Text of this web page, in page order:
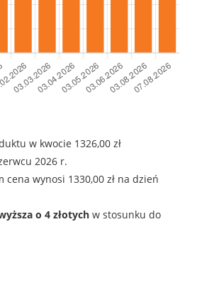
w kwocie 1326,00 zł
2026 r.
cena wynosi 1330,00 zł na dzień
o 4 złotych w stosunku do